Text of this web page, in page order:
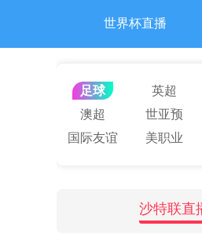
世界杯直播
足球 英超
澳超
世亚预
国际友谊
美职业
沙特联直